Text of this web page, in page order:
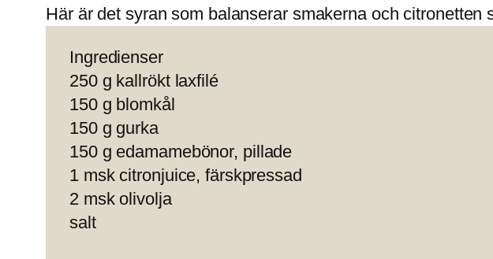
Här är det syran som balanserar smakerna och
Ingredienser
250 g kallrökt laxfilé
150 g blomkål
150 g gurka
150 g edamamebönor, pillade
1 msk citronjuice, färskpressad
2 msk olivolja
salt